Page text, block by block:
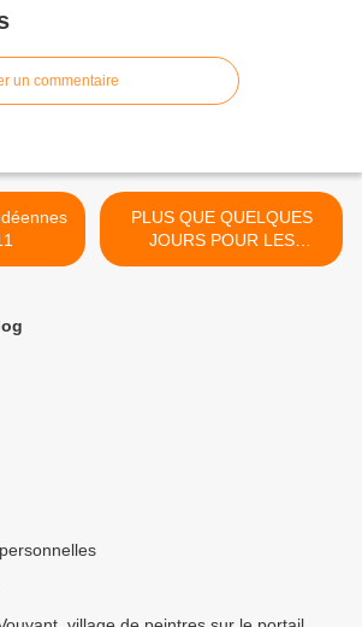
un commentaire
PLUS QUE QUELQUES
JOURS POUR LES
RENCONTRER.... >